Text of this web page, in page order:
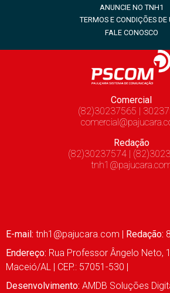
ANUNCIE NO TNH1
TERMOS E CONDIÇÕES DE
FALE CONOSCO
Comercial
(82)30237565 |
Redação
(82)30237574 |
E-mail: tnh1@pajucara.com | Redação:
Endereço: Rua Professor Ângelo Neto,
Maceió/AL | CEP.: 57051-530 |
Desenvolvimento: AMDB Soluções